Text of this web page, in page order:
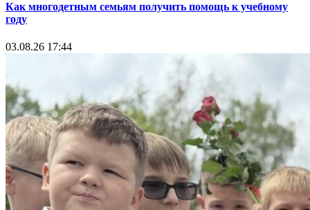
Как многодетным семьям получить помощь к учебному
году
03.08.26 17:44